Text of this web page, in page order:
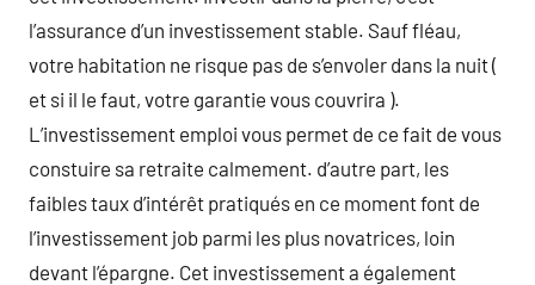
l’assurance d’un investissement stable. Sauf fléau,
votre habitation ne risque pas de s’envoler dans la nuit (
et si il le faut, votre garantie vous couvrira ).
L’investissement emploi vous permet de ce fait de vous
constuire sa retraite calmement. d’autre part, les
faibles taux d’intérêt pratiqués en ce moment font de
l’investissement job parmi les plus novatrices, loin
devant l’épargne. Cet investissement a également